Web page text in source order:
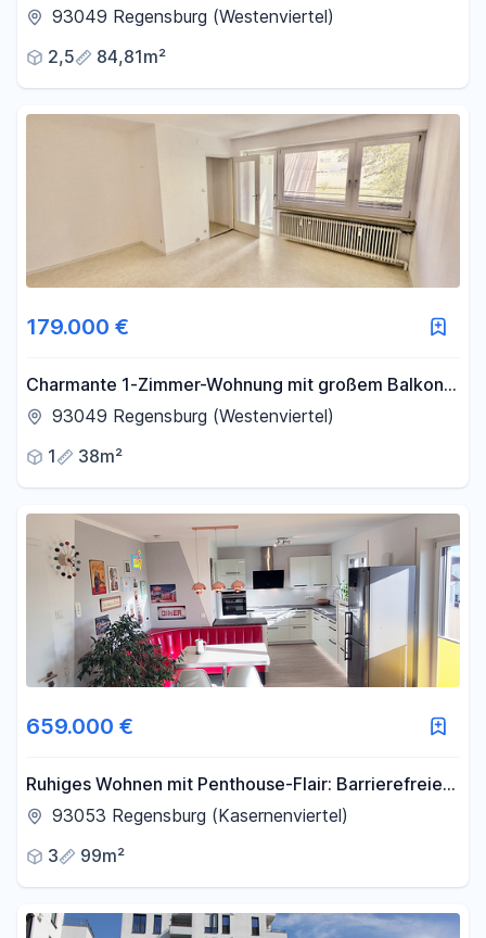
Dachterrassen-Maisonette
93049 Regensburg (Westenviertel)
2,5
84,81m²
179.000 €
Charmante 1-Zimmer-Wohnung mit großem Balkon
& Einbauküche – ruhig & grün im Westenviertel
93049 Regensburg (Westenviertel)
1
38m²
659.000 €
Ruhiges Wohnen mit Penthouse-Flair: Barrierefreie
3-Zi.-Whg, Aufzug, 20m² SW-Balkon, provisionsfrei
93053 Regensburg (Kasernenviertel)
3
99m²